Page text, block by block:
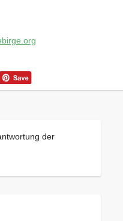
der